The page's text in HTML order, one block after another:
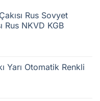
Rus Sovyet
Rus NKVD KGB
Yarı Otomatik Renkli